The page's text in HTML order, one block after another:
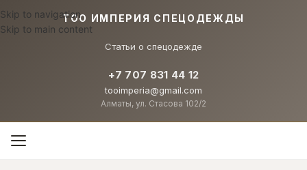
Skip to navigation
Skip to main content
Статьи о спецодежде
TOO ИМПЕРИЯ СПЕЦОДЕЖДЫ
+7 707 831 44 12
tooimperia@gmail.com
Алматы, ул. Стасова 102/2